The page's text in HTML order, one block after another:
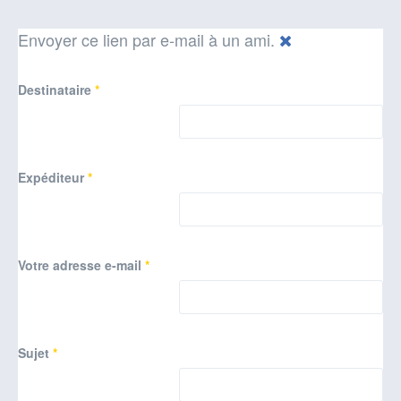
Envoyer ce lien par e-mail à un ami.
Destinataire *
Expéditeur *
Votre adresse e-mail *
Sujet *